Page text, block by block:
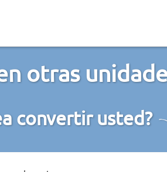
otras
convertir usted?